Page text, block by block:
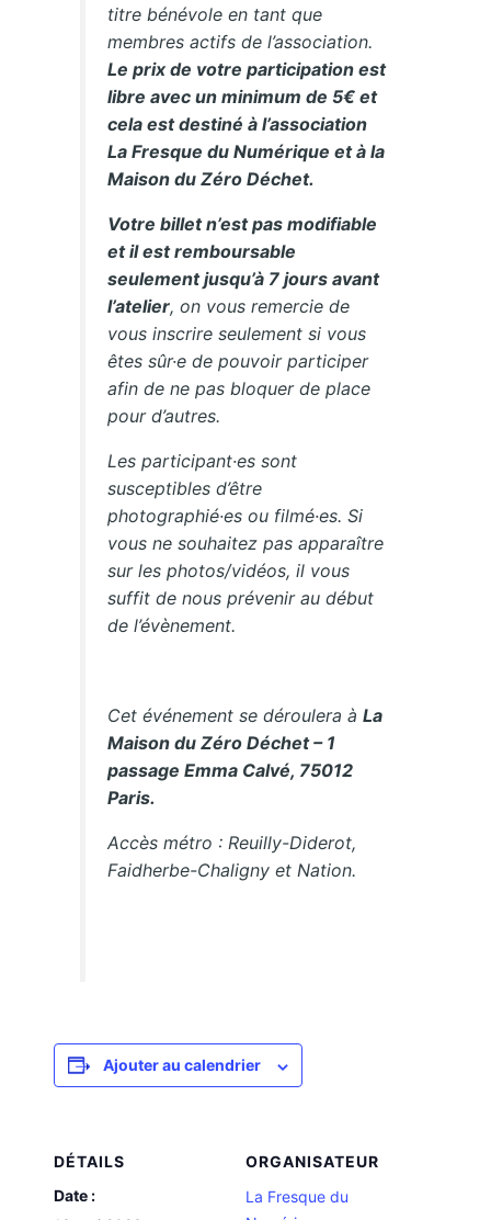
titre bénévole en tant que
membres actifs de l’association.
Le prix de votre participation est
libre avec un minimum de 5€ et
cela est destiné à l’association
La Fresque du Numérique et à la
Maison du Zéro Déchet.
Votre billet n’est pas modifiable
et il est remboursable
seulement jusqu’à 7 jours avant
l’atelier, on vous remercie de
vous inscrire seulement si vous
êtes sûr·e de pouvoir participer
afin de ne pas bloquer de place
pour d’autres.
Les participant·es sont
susceptibles d’être
photographié·es ou filmé·es. Si
vous ne souhaitez pas apparaître
sur les photos/vidéos, il vous
suffit de nous prévenir au début
de l’évènement.
Cet événement se déroulera àLa
Maison du Zéro Déchet – 1
passage Emma Calvé, 75012
Paris.
Accès métro : Reuilly-Diderot,
Faidherbe-Chaligny et Nation.
Ajouter au calendrier
DÉTAILS
Date :
ORGANISATEUR
La Fresque du